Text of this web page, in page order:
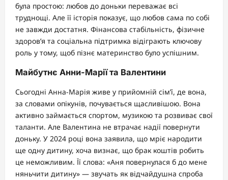
була простою: любов до доньки переважає всі
труднощі. Але її історія показує, що любов сама по собі
не завжди достатня. Фінансова стабільність, фізичне
здоров’я та соціальна підтримка відіграють ключову
роль у тому, щоб пізнє материнство було успішним.
Майбутнє Анни-Марії та Валентини
Сьогодні Анна-Марія живе у прийомній сім’ї, де вона,
за словами опікунів, почувається щасливішою. Вона
активно займається спортом, музикою та розвиває свої
таланти. Але Валентина не втрачає надії повернути
доньку. У 2024 році вона заявила, що мріє народити
ще одну дитину, хоча визнає, що брак коштів робить
це неможливим. Її слова: «Аня повернулася б до мене
няньчити дитину» — звучать як відчайдушна спроба